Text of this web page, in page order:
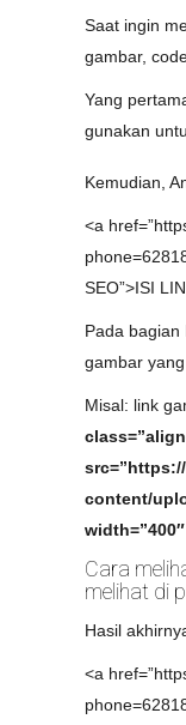
Saat ingin
gambar,
Yang
gunakan
Kemudian,
<a
SEO”>ISI
Pada bagian
gambar
Misal: link
content/
Cara
melihat di
Hasil
<a